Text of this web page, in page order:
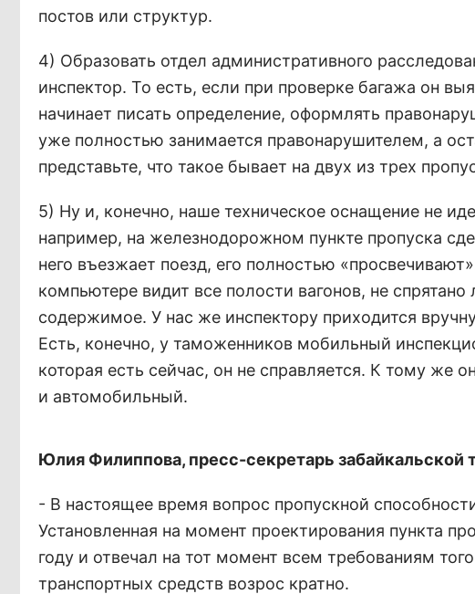
постов или структур.
4) Образовать отдел административного
инспектор. То есть, если при проверке багажа он
начинает писать определение, оформлять
уже полностью занимается правонарушителем, а
представьте, что такое бывает на двух из трех
5) Ну и, конечно, наше техническое оснащение не
например, на железнодорожном пункте пропуска
него въезжает поезд, его полностью
компьютере видит все полости вагонов, не
содержимое. У нас же инспектору приходится
Есть, конечно, у таможенников мобильный
которая есть сейчас, он не справляется. К тому же
и автомобильный.
Юлия Филиппова, пресс-секретарь забайкальской
- В настоящее время вопрос пропускной
Установленная на момент проектирования пункта
году и отвечал на тот момент всем требованиям
транспортных средств возрос кратно.